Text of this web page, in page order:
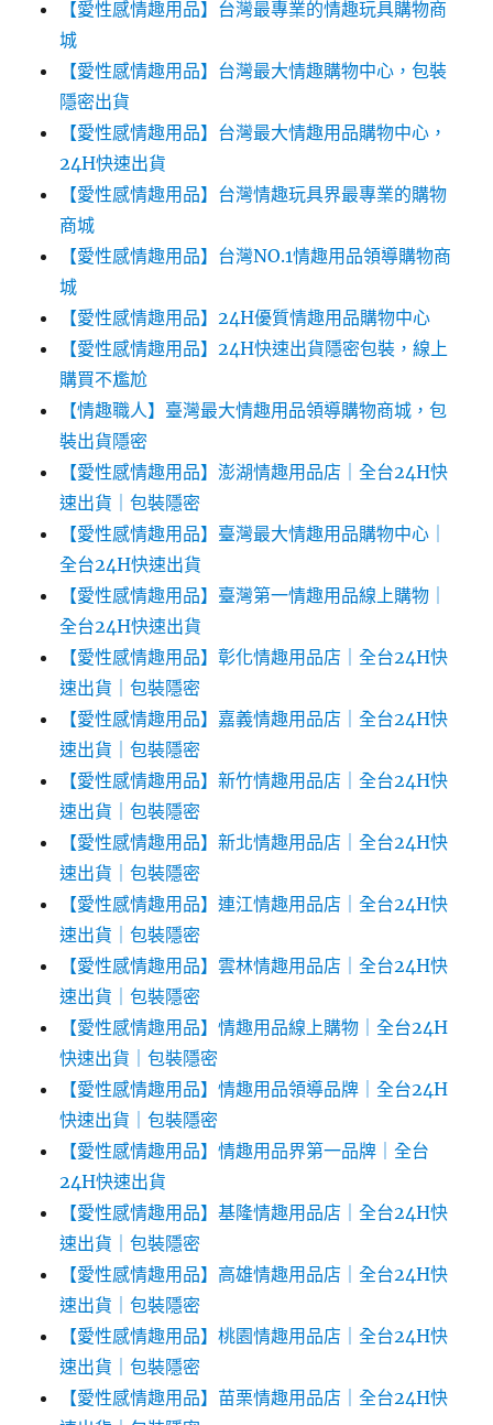
【愛性感情趣用品】台灣最專業的情趣玩具購物商
城
【愛性感情趣用品】台灣最大情趣購物中心，包裝
隱密出貨
【愛性感情趣用品】台灣最大情趣用品購物中心，
24H快速出貨
【愛性感情趣用品】台灣情趣玩具界最專業的購物
商城
【愛性感情趣用品】台灣NO.1情趣用品領導購物商
城
【愛性感情趣用品】24H優質情趣用品購物中心
【愛性感情趣用品】24H快速出貨隱密包裝，線上
購買不尷尬‎‎
【情趣職人】臺灣最大情趣用品領導購物商城，包
裝出貨隱密
【愛性感情趣用品】澎湖情趣用品店｜全台24H快
速出貨｜包裝隱密
【愛性感情趣用品】臺灣最大情趣用品購物中心｜
全台24H快速出貨
【愛性感情趣用品】臺灣第一情趣用品線上購物｜
全台24H快速出貨
【愛性感情趣用品】彰化情趣用品店｜全台24H快
速出貨｜包裝隱密
【愛性感情趣用品】嘉義情趣用品店｜全台24H快
速出貨｜包裝隱密
【愛性感情趣用品】新竹情趣用品店｜全台24H快
速出貨｜包裝隱密
【愛性感情趣用品】新北情趣用品店｜全台24H快
速出貨｜包裝隱密
【愛性感情趣用品】連江情趣用品店｜全台24H快
速出貨｜包裝隱密
【愛性感情趣用品】雲林情趣用品店｜全台24H快
速出貨｜包裝隱密
【愛性感情趣用品】情趣用品線上購物｜全台24H
快速出貨｜包裝隱密
【愛性感情趣用品】情趣用品領導品牌｜全台24H
快速出貨｜包裝隱密
【愛性感情趣用品】情趣用品界第一品牌｜全台
24H快速出貨
【愛性感情趣用品】基隆情趣用品店｜全台24H快
速出貨｜包裝隱密
【愛性感情趣用品】高雄情趣用品店｜全台24H快
速出貨｜包裝隱密
【愛性感情趣用品】桃園情趣用品店｜全台24H快
速出貨｜包裝隱密
【愛性感情趣用品】苗栗情趣用品店｜全台24H快